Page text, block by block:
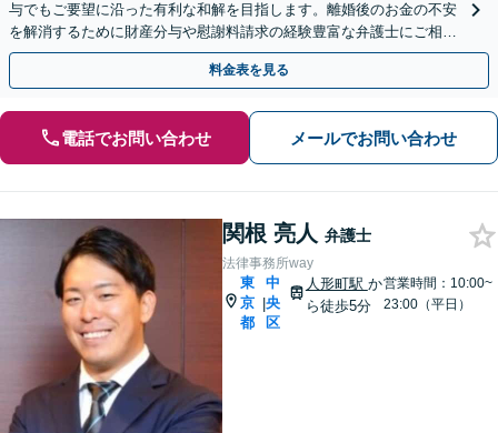
与でもご要望に沿った有利な和解を目指します。離婚後のお金の不安
を解消するために財産分与や慰謝料請求の経験豊富な弁護士にご相談
ください。【夫婦カウンセラー常駐】
料金表を見る
電話でお問い合わせ メールでお問い合わせ
関根 亮人 弁護士
法律事務所way
東
京
都
|
中
央
区
人形町駅 か
ら徒歩5分
営業時間：10:00~
23:00（平日）